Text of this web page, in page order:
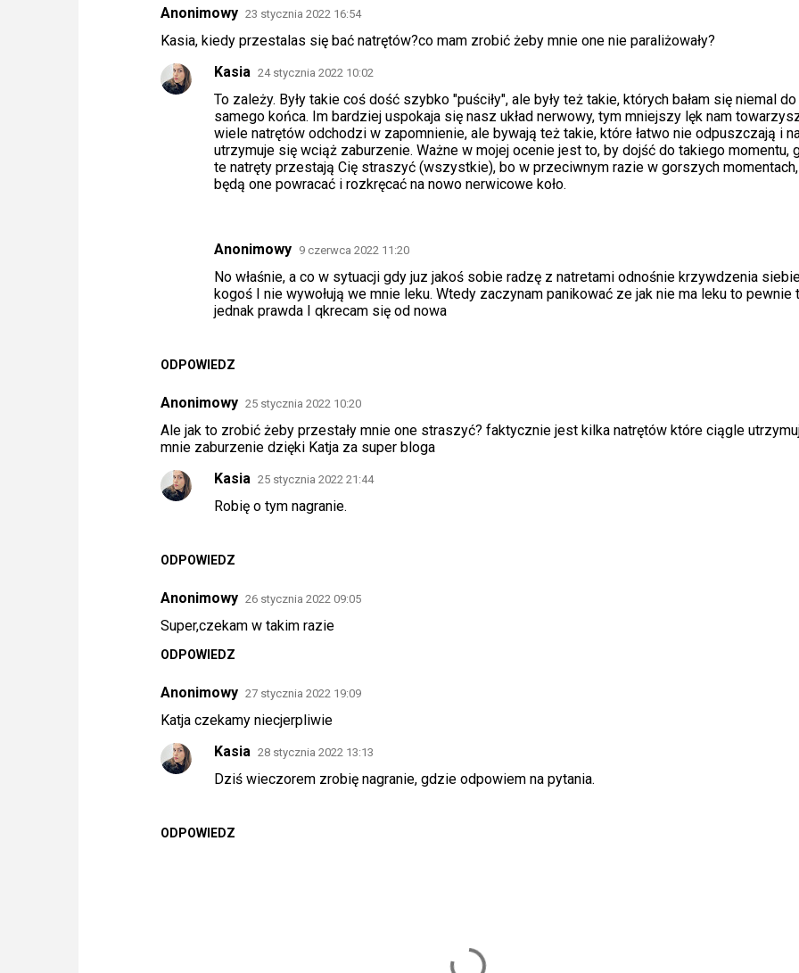
Anonimowy 23 stycznia 2022 16:54
Kasia, kiedy przestalas się bać natrętów?co mam zrobić żeby mnie one nie paraliżowały?
ODPOWIEDZ
Kasia 24 stycznia 2022 10:02
To zależy. Były takie coś dość szybko "puściły", ale były też takie, których bałam się niemal do
samego końca. Im bardziej uspokaja się nasz układ nerwowy, tym mniejszy lęk nam
wiele natrętów odchodzi w zapomnienie, ale bywają też takie, które łatwo nie odpuszczają i
utrzymuje się wciąż zaburzenie. Ważne w mojej ocenie jest to, by dojść do takiego momentu,
te natręty przestają Cię straszyć (wszystkie), bo w przeciwnym razie w gorszych momentach,
będą one powracać i rozkręcać na nowo nerwicowe koło.
Anonimowy 9 czerwca 2022 11:20
No właśnie, a co w sytuacji gdy juz jakoś sobie radzę z natretami odnośnie krzywdzenia
kogoś I nie wywołują we mnie leku. Wtedy zaczynam panikować ze jak nie ma leku to pewnie
jednak prawda I qkrecam się od nowa
Anonimowy 25 stycznia 2022 10:20
Ale jak to zrobić żeby przestały mnie one straszyć? faktycznie jest kilka natrętów które ciągle
mnie zaburzenie dzięki Katja za super bloga
ODPOWIEDZ
Kasia 25 stycznia 2022 21:44
Robię o tym nagranie.
Anonimowy 26 stycznia 2022 09:05
Super,czekam w takim razie
ODPOWIEDZ
Anonimowy 27 stycznia 2022 19:09
Katja czekamy niecjerpliwie
ODPOWIEDZ
Kasia 28 stycznia 2022 13:13
Dziś wieczorem zrobię nagranie, gdzie odpowiem na pytania.